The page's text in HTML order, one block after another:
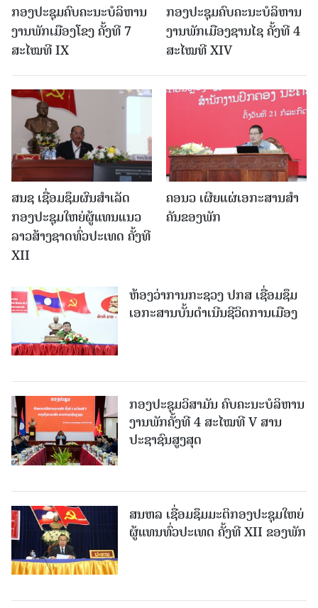
ກອງປະຊຸມຄົບຄະນະບໍລິຫານ
ງານພັກເມືອງໂຂງ ຄັ້ງທີ 7
ສະໄໝທີ IX
ກອງປະຊຸມຄົບຄະນະບໍລິຫານ
ງານພັກເມືອງຊານ​ໄຊ ຄັ້ງທີ 4
ສະໄໝທີ XIV
ສນຊ ເຊື່ອມຊຶມຜົນສໍາເລັດ
ກອງປະຊຸມໃຫຍ່ຜູ້ແທນແນວ
ລາວສ້າງຊາດທົ່ວປະເທດ ຄັ້ງທີ
XII
ຄອນວ ເຜີຍແຜ່ເອກະສານສໍາ
ຄັນຂອງພັກ
ຫ້ອງວ່າການກະຊວງ ປກສ ເຊື່ອມຊຶມ
ເອກະສານບັ້ນດຳເນີນຊີວິດການເມືອງ
ກອງປະຊຸມວິສາມັນ ຄົບຄະນະບໍລິຫານ
ງານພັກຄັ້ງທີ 4 ສະໄໝທີ V ສານ
ປະຊາຊົນສູງສຸດ
ສນຫລ ເຊື່ອມຊຶມມະຕິກອງປະຊຸມໃຫຍ່
ຜູ້ແທນທົ່ວປະເທດ ຄັ້ງທີ XII ຂອງພັກ